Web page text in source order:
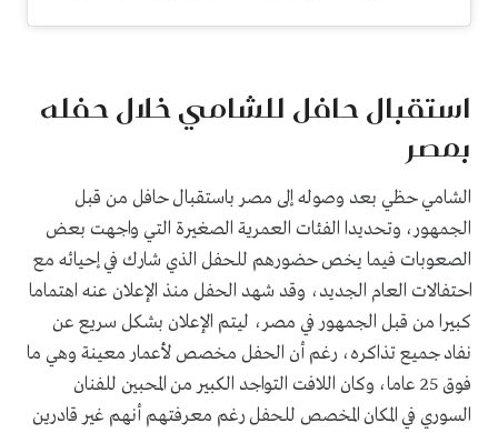
استقبال حافل للشامي خلال حفله
بمصر
الشامي حظي بعد وصوله إلى مصر باستقبال حافل من قبل
الجمهور، وتحديدا الفئات العمرية الصغيرة التي واجهت بعض
الصعوبات فيما يخص حضورهم للحفل الذي شارك في إحيائه مع
احتفالات العام الجديد، وقد شهد الحفل منذ الإعلان عنه اهتماما
كبيرا من قبل الجمهور في مصر، ليتم الإعلان بشكل سريع عن
نفاد جميع تذاكره، رغم أن الحفل مخصص لأعمار معينة وهي ما
فوق 25 عاما، وكان اللافت التواجد الكبير من المحبين للفنان
السوري في المكان المخصص للحفل رغم معرفتهم أنهم غير قادرين